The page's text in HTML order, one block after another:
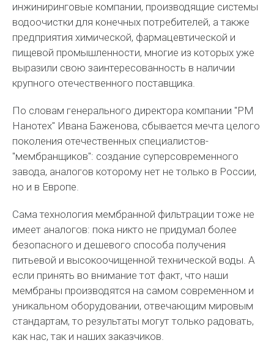
инжиниринговые компании, производящие системы
водоочистки для конечных потребителей, а также
предприятия химической, фармацевтической и
пищевой промышленности, многие из которых уже
выразили свою заинтересованность в наличии
крупного отечественного поставщика.
По словам генерального директора компании "РМ
Нанотех" Ивана Баженова, сбывается мечта целого
поколения отечественных специалистов-
"мембранщиков": создание суперсовременного
завода, аналогов которому нет не только в России,
но и в Европе.
Сама технология мембранной фильтрации тоже не
имеет аналогов: пока никто не придумал более
безопасного и дешевого способа получения
питьевой и высокоочищенной технической воды. А
если принять во внимание тот факт, что наши
мембраны производятся на самом современном и
уникальном оборудовании, отвечающим мировым
стандартам, то результаты могут только радовать,
как нас, так и наших заказчиков.